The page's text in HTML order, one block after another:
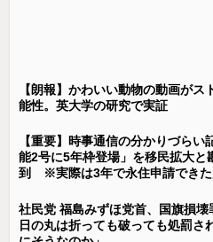
【朗報】かわいい動物の動画が
能性。英大学の研究で実証
【重要】時事通信の分かりづら
能2号に5年枠登場」を移民拡大と
到 ※実際は3年で永住申請できた
社民党 福島みずほ党首、国旗損
日の丸は折っても破っても処罰さ